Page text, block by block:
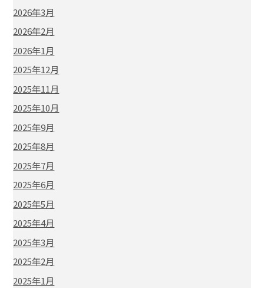
2026年3月
2026年2月
2026年1月
2025年12月
2025年11月
2025年10月
2025年9月
2025年8月
2025年7月
2025年6月
2025年5月
2025年4月
2025年3月
2025年2月
2025年1月